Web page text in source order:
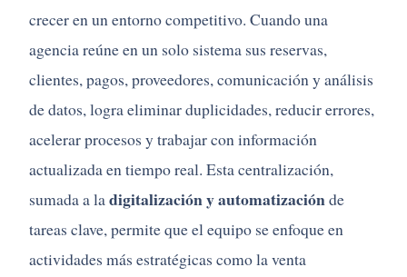
crecer en un entorno competitivo. Cuando una
agencia reúne en un solo sistema sus reservas,
clientes, pagos, proveedores, comunicación y análisis
de datos, logra eliminar duplicidades, reducir errores,
acelerar procesos y trabajar con información
actualizada en tiempo real. Esta centralización,
sumada a ladigitalización y automatizaciónde
tareas clave, permite que el equipo se enfoque en
actividades más estratégicas como la venta